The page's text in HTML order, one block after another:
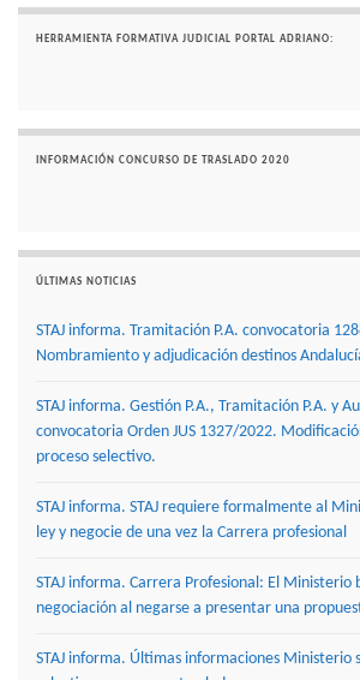
HERRAMIENTA FORMATIVA JUDICIAL PORTAL ADRIANO:
INFORMACIÓN CONCURSO DE TRASLADO 2020
ÚLTIMAS NOTICIAS
STAJ informa. Tramitación P.A. convocatoria
Nombramiento y adjudicación destinos
STAJ informa. Gestión P.A., Tramitación P.A. y
convocatoria Orden JUS 1327/2022.
proceso selectivo.
STAJ informa. STAJ requiere formalmente al
ley y negocie de una vez la Carrera profesional
STAJ informa. Carrera Profesional: El Ministerio
negociación al negarse a presentar una
STAJ informa. Últimas informaciones Ministerio